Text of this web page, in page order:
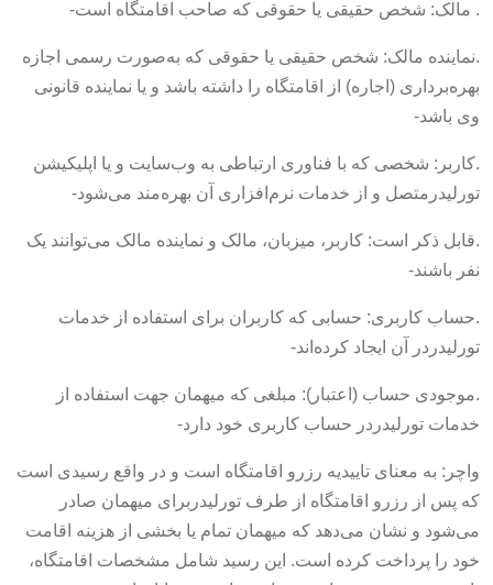
. مالک: شخص حقیقی یا حقوقی که صاحب اقامتگاه است-
.نماینده مالک: شخص حقیقی یا حقوقی که به‌صورت رسمی اجازه
بهره‌برداری (اجاره) از اقامتگاه را داشته باشد و یا نماینده قانونی
وی باشد-
.کاربر: شخصی که با فناوری ارتباطی به وب‌سایت و یا اپلیکیشن
تورلیدرمتصل و از خدمات نرم‌افزاری آن بهره‌مند می‌شود-
.قابل ذکر است: کاربر، میزبان، مالک و نماینده مالک می‌توانند یک
نفر باشند-
.حساب کاربری: حسابی که کاربران برای استفاده از خدمات
تورلیدردر آن ایجاد کرده‌اند-
.موجودی حساب (اعتبار): مبلغی که میهمان جهت استفاده از
خدمات تورلیدردر حساب کاربری خود دارد-
واچر: به معنای تاییدیه رزرو اقامتگاه است و در واقع رسیدی است
که پس از رزرو اقامتگاه از طرف تورلیدربرای میهمان صادر
می‌شود و نشان می‌دهد که میهمان تمام یا بخشی از هزینه اقامت
خود را پرداخت کرده است. این رسید شامل مشخصات اقامتگاه،